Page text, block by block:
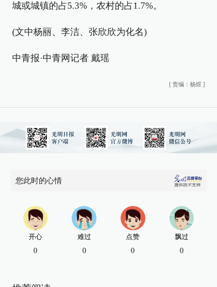
城或城镇的占5.3%，农村的占1.7%。
(文中杨丽、李洁、张欣欣为化名)
中青报·中青网记者 戴瑶
[ 责编：杨煜 ]
您此时的心情
开心
0
难过
0
点赞
0
飘过
0